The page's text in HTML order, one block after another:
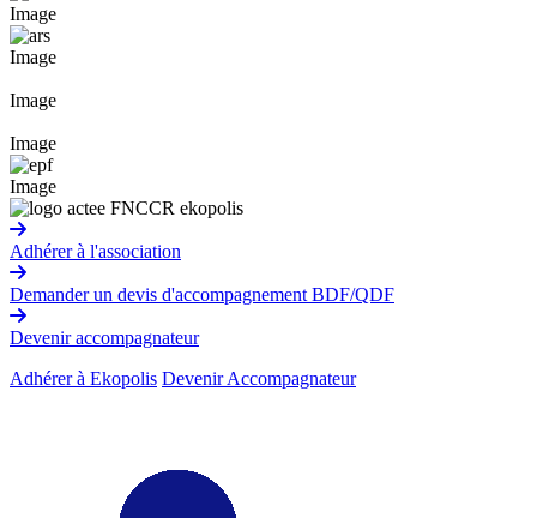
Image
Image
Image
Image
Image
Adhérer à l'association
Demander un devis d'accompagnement BDF/QDF
Devenir accompagnateur
Adhérer à Ekopolis Devenir Accompagnateur